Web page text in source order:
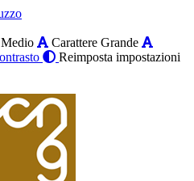
Carattere Grande
Reimposta impostazioni